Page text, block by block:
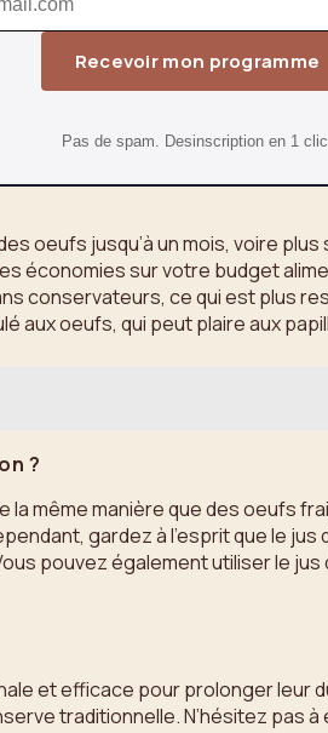
Recevoir mon programme
Pas de spam. Desinscription en 1 clic.
oeufs jusqu’à un mois, voire
économies sur votre budget
conservateurs, ce qui est plus
aux oeufs, qui peut plaire aux
?
même manière que des oeufs
gardez à l’esprit que le
pouvez également utiliser le
et efficace pour prolonger leur
traditionnelle. N’hésitez